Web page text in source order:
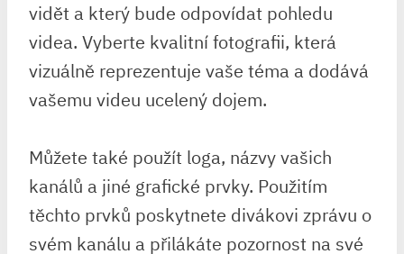
vidět a který bude odpovídat pohledu
videa. Vyberte kvalitní fotografii, která
vizuálně reprezentuje vaše téma a dodává
vašemu videu ucelený dojem.
Můžete také použít loga, názvy vašich
kanálů a jiné grafické prvky. Použitím
těchto prvků poskytnete divákovi zprávu o
svém kanálu a přilákáte pozornost na své